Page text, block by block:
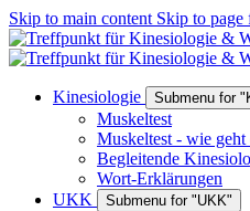
Skip to main content Skip to page
Kinesiologie Submenu for
Muskeltest
Muskeltest - wie geht
Begleitende
Wort-Erklärungen
UKK
Submenu for "UKK"